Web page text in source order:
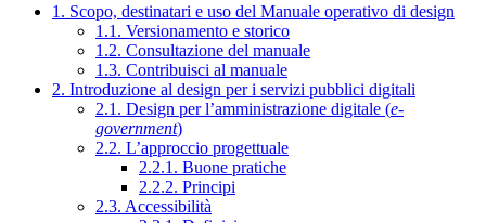
1. Scopo, destinatari e uso del Manuale operativo di design
1.1. Versionamento e storico
1.2. Consultazione del manuale
1.3. Contribuisci al manuale
2. Introduzione al design per i servizi pubblici digitali
2.1. Design per l’amministrazione digitale (e-
government)
2.2. L’approccio progettuale
2.2.1. Buone pratiche
2.2.2. Principi
2.3. Accessibilità